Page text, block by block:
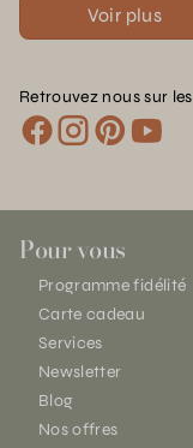
Voir plus
Retrouvez nous sur
Pour vous
Programme fidélité
Carte cadeau
Services
Newsletter
Blog
Nos offres